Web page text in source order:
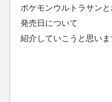
ポケモンウルトラサン
発売日について
紹介していこうと思いま